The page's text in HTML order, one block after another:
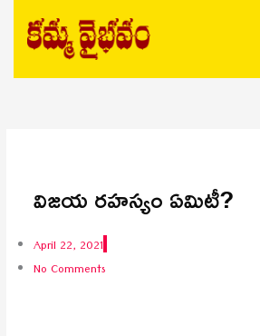
content
విజయ రహస్యం ఏమిటీ?
April 22, 2021
No Comments